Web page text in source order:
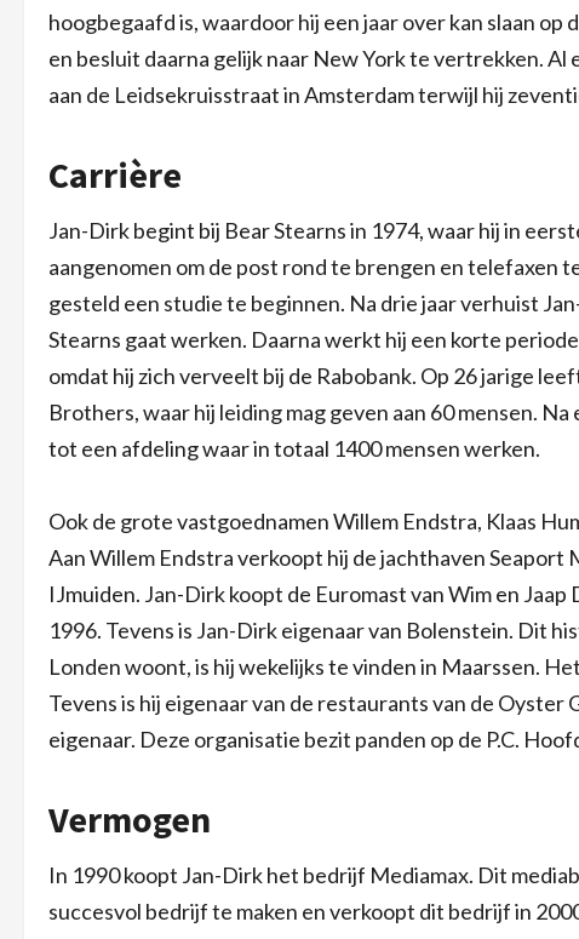
hoogbegaafd is, waardoor hij een jaar over kan slaan
en besluit daarna gelijk naar New York te vertrekken.
aan de Leidsekruisstraat in Amsterdam terwijl hij
Carrière
Jan-Dirk begint bij Bear Stearns in 1974, waar hij in
aangenomen om de post rond te brengen en
gesteld een studie te beginnen. Na drie jaar verhuist
Stearns gaat werken. Daarna werkt hij een korte
omdat hij zich verveelt bij de Rabobank. Op 26 jarige
Brothers, waar hij leiding mag geven aan 60 mensen.
tot een afdeling waar in totaal 1400 mensen werken.
Ook de grote vastgoednamen Willem Endstra, Klaas
Aan Willem Endstra verkoopt hij de jachthaven
IJmuiden. Jan-Dirk koopt de Euromast van Wim en
1996. Tevens is Jan-Dirk eigenaar van Bolenstein. Dit
Londen woont, is hij wekelijks te vinden in Maarssen.
Tevens is hij eigenaar van de restaurants van de
eigenaar. Deze organisatie bezit panden op de P.C.
Vermogen
In 1990 koopt Jan-Dirk het bedrijf Mediamax. Dit
succesvol bedrijf te maken en verkoopt dit bedrijf in